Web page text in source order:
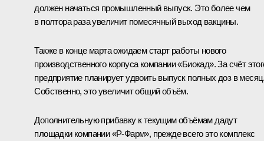
должен начаться промышленный выпуск. Это более чем
в полтора раза увеличит помесячный выход вакцины.
Также в конце марта ожидаем старт работы нового
производственного корпуса компании «Биокад». За счёт
предприятие планирует удвоить выпуск полных доз в
Собственно, это увеличит общий объём.
Дополнительную прибавку к текущим объёмам дадут
площадки компании «Р-Фарм», прежде всего это комплекс